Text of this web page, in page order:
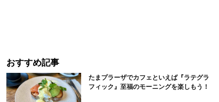
おすすめ記事
たまプラーザでカフェといえば『ラテグラ
フィック』至福のモーニングを楽しもう！